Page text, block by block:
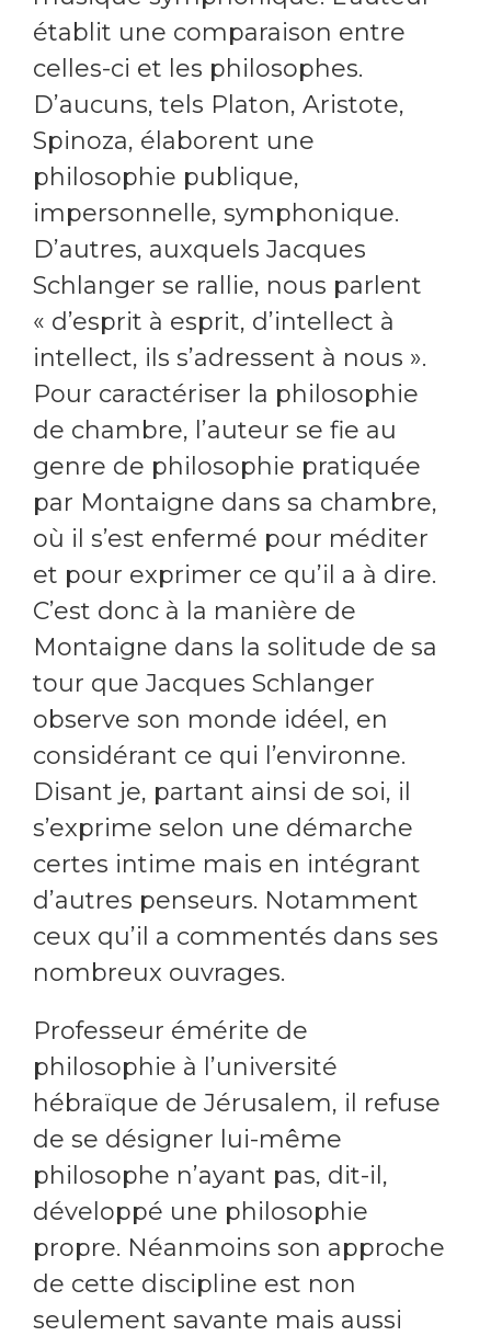
établit une comparaison entre
celles-ci et les philosophes.
D’aucuns, tels Platon, Aristote,
Spinoza, élaborent une
philosophie publique,
impersonnelle, symphonique.
D’autres, auxquels Jacques
Schlanger se rallie, nous parlent
« d’esprit à esprit, d’intellect à
intellect, ils s’adressent à nous ».
Pour caractériser la philosophie
de chambre, l’auteur se fie au
genre de philosophie pratiquée
par Montaigne dans sa chambre,
où il s’est enfermé pour méditer
et pour exprimer ce qu’il a à dire.
C’est donc à la manière de
Montaigne dans la solitude de sa
tour que Jacques Schlanger
observe son monde idéel, en
considérant ce qui l’environne.
Disant je, partant ainsi de soi, il
s’exprime selon une démarche
certes intime mais en intégrant
d’autres penseurs. Notamment
ceux qu’il a commentés dans ses
nombreux ouvrages.
Professeur émérite de
philosophie à l’université
hébraïque de Jérusalem, il refuse
de se désigner lui-même
philosophe n’ayant pas, dit-il,
développé une philosophie
propre. Néanmoins son approche
de cette discipline est non
seulement savante mais aussi